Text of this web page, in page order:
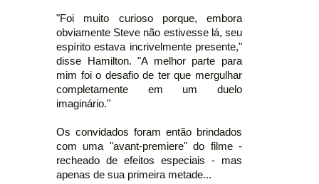
"Foi muito curioso porque, embora
obviamente Steve não estivesse lá, seu
espírito estava incrivelmente presente,"
disse Hamilton. "A melhor parte para
mim foi o desafio de ter que mergulhar
completamente em um duelo
imaginário."
Os convidados foram então brindados
com uma "avant-premiere" do filme -
recheado de efeitos especiais - mas
apenas de sua primeira metade...